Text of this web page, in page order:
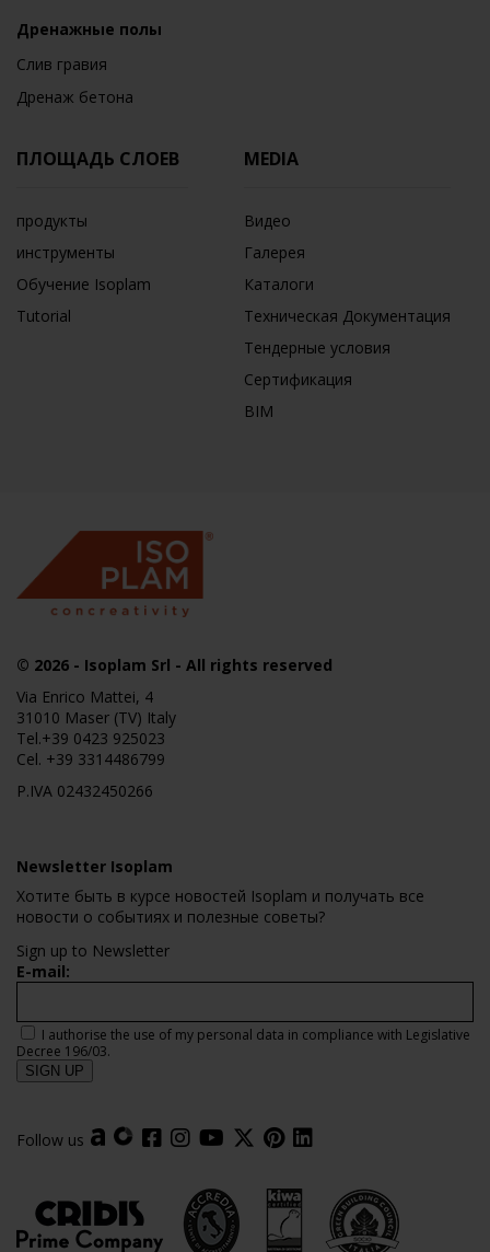
Дренажные полы
Слив гравия
Дренаж бетона
ПЛОЩАДЬ СЛОЕВ
продукты
инструменты
Обучение Isoplam
Tutorial
MEDIA
Видео
Галерея
Каталоги
Техническая Документация
Тендерные условия
Сертификация
BIM
© 2026 - Isoplam Srl - All rights reserved
Via Enrico Mattei, 4
31010 Maser (TV) Italy
Tel.+39 0423 925023
Cel. +39 3314486799
P.IVA 02432450266
Newsletter Isoplam
Хотите быть в курсе новостей Isoplam и получать все
новости о событиях и полезные советы?
Sign up to Newsletter
E-mail:
I authorise the use of my personal data in compliance with Legislative
Decree 196/03.
Follow us